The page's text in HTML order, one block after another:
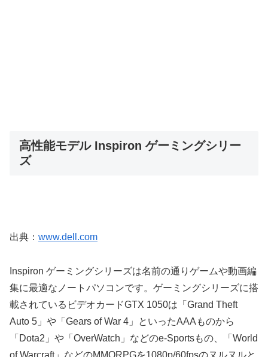
高性能モデル Inspiron ゲーミングシリー
ズ
出典： www.dell.com
Inspiron ゲーミングシリーズは名前の通りゲームや動画編
集に最適なノートパソコンです。ゲーミングシリーズに搭
載されているビデオカードGTX 1050は「Grand Theft
Auto 5」や「Gears of War 4」といったAAAものから
「Dota2」や「OverWatch」などのe-Sportsもの、「World
of Warcraft」などのMMORPGを1080p/60fpsのヌルヌルと